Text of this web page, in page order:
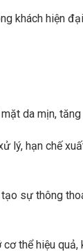
là:
khách hiện đại
da mịn,
lý, hạn chế
sự thông
thể hiệu